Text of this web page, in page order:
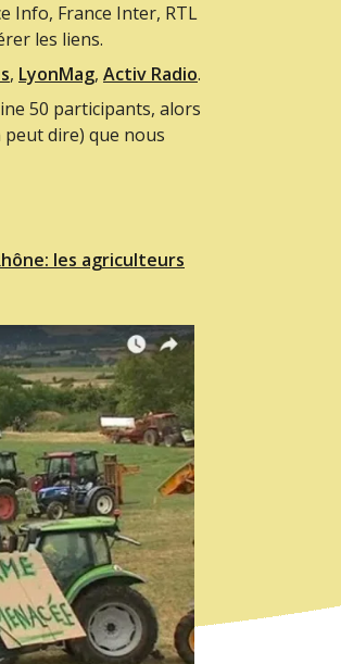
Info, France Inter, RTL
les liens.
, LyonMag, Activ Radio.
50 participants, alors
dire) que nous
les agriculteurs